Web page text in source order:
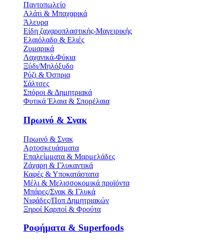
Παντοπωλείο
Αλάτι & Μπαχαρικά
Άλευρα
Είδη ζαχαροπλαστικής-Μαγειρικής
Ελαιόλαδο & Ελιές
Ζυμαρικά
Λαχανικά-Φύκια
Ξύδι/Μηλόξυδο
Ρύζι & Όσπρια
Σάλτσες
Σπόροι & Δημητριακά
Φυτικά Έλαια & Σπορέλαια
Πρωινό & Σνακ
Πρωινό & Σνακ
Αρτοσκευάσματα
Επαλείμματα & Μαρμελάδες
Ζάχαρη & Γλυκαντικά
Καφές & Υποκατάστατα
Μέλι & Μελισσοκομικά προϊόντα
Μπάρες/Σνακ & Γλυκά
Νιφάδες/Ποπ Δημητριακών
Ξηροί Καρποί & Φρούτα
Ροφήματα & Superfoods